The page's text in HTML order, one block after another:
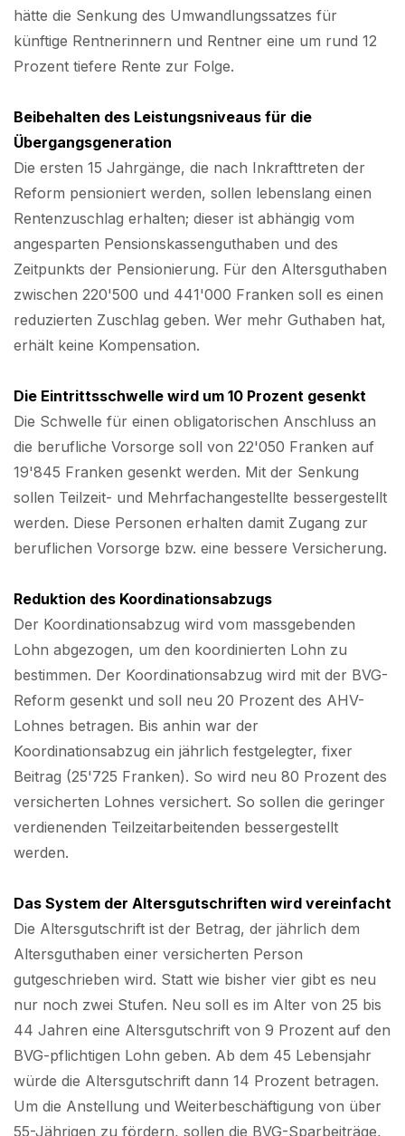
hätte die Senkung des Umwandlungssatzes für
künftige Rentnerinnern und Rentner eine um rund 12
Prozent tiefere Rente zur Folge.
Beibehalten des Leistungsniveaus für die
Übergangsgeneration
Die ersten 15 Jahrgänge, die nach Inkrafttreten der
Reform pensioniert werden, sollen lebenslang einen
Rentenzuschlag erhalten; dieser ist abhängig vom
angesparten Pensionskassenguthaben und des
Zeitpunkts der Pensionierung. Für den Altersguthaben
zwischen 220'500 und 441'000 Franken soll es einen
reduzierten Zuschlag geben. Wer mehr Guthaben hat,
erhält keine Kompensation.
Die Eintrittsschwelle wird um 10 Prozent gesenkt
Die Schwelle für einen obligatorischen Anschluss an
die berufliche Vorsorge soll von 22'050 Franken auf
19'845 Franken gesenkt werden. Mit der Senkung
sollen Teilzeit- und Mehrfachangestellte bessergestellt
werden. Diese Personen erhalten damit Zugang zur
beruflichen Vorsorge bzw. eine bessere Versicherung.
Reduktion des Koordinationsabzugs
Der Koordinationsabzug wird vom massgebenden
Lohn abgezogen, um den koordinierten Lohn zu
bestimmen. Der Koordinationsabzug wird mit der BVG-
Reform gesenkt und soll neu 20 Prozent des AHV-
Lohnes betragen. Bis anhin war der
Koordinationsabzug ein jährlich festgelegter, fixer
Beitrag (25'725 Franken). So wird neu 80 Prozent des
versicherten Lohnes versichert. So sollen die geringer
verdienenden Teilzeitarbeitenden bessergestellt
werden.
Das System der Altersgutschriften wird vereinfacht
Die Altersgutschrift ist der Betrag, der jährlich dem
Altersguthaben einer versicherten Person
gutgeschrieben wird. Statt wie bisher vier gibt es neu
nur noch zwei Stufen. Neu soll es im Alter von 25 bis
44 Jahren eine Altersgutschrift von 9 Prozent auf den
BVG-pflichtigen Lohn geben. Ab dem 45 Lebensjahr
würde die Altersgutschrift dann 14 Prozent betragen.
Um die Anstellung und Weiterbeschäftigung von über
55-Jährigen zu fördern, sollen die BVG-Sparbeiträge,